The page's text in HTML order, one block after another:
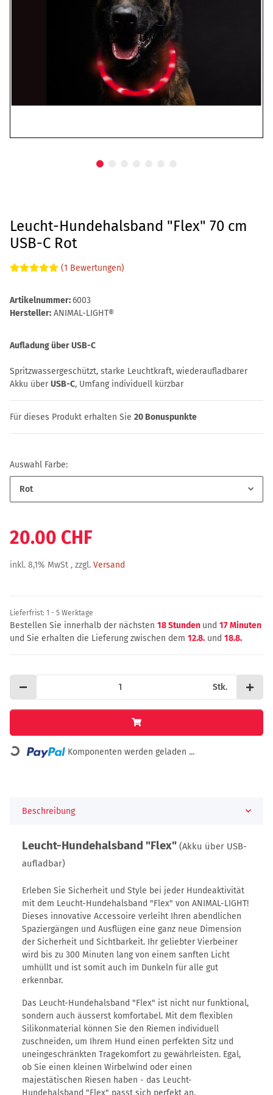
Leucht-Hundehalsband "Flex" 70 cm
USB-C Rot
(1 Bewertungen)
Artikelnummer:6003
Hersteller: ANIMAL-LIGHT®
Aufladung über USB-C
Spritzwassergeschützt, starke Leuchtkraft, wiederaufladbarer
Akku überUSB-C, Umfang individuell kürzbar
Für dieses Produkt erhalten Sie 20 Bonuspunkte
Auswahl Farbe:
Rot
20.00 CHF
inkl. 8,1% MwSt , zzgl. Versand
Lieferfrist: 1 - 5 Werktage
Bestellen Sie innerhalb der nächsten 18 Stunden und 17 Minuten
und Sie erhalten die Lieferung zwischen dem 12.8. und 18.8.
Stk.
Loading... Komponenten werden geladen ...
Beschreibung
Leucht-Hundehalsband "Flex" (Akku über USB-
aufladbar)
Erleben Sie Sicherheit und Style bei jeder Hundeaktivität
mit dem Leucht-Hundehalsband "Flex" von ANIMAL-LIGHT!
Dieses innovative Accessoire verleiht Ihren abendlichen
Spaziergängen und Ausflügen eine ganz neue Dimension
der Sicherheit und Sichtbarkeit. Ihr geliebter Vierbeiner
wird bis zu 300 Minuten lang von einem sanften Licht
umhüllt und ist somit auch im Dunkeln für alle gut
erkennbar.
Das Leucht-Hundehalsband "Flex" ist nicht nur funktional,
sondern auch äusserst komfortabel. Mit dem flexiblen
Silikonmaterial können Sie den Riemen individuell
zuschneiden, um Ihrem Hund einen perfekten Sitz und
uneingeschränkten Tragekomfort zu gewährleisten. Egal,
ob Sie einen kleinen Wirbelwind oder einen
majestätischen Riesen haben - das Leucht-
Hundehalsband "Flex" passt sich perfekt an.